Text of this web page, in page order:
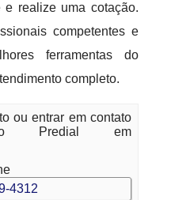
e realize uma cotação.
competentes e
ferramentas do
completo.
ou entrar em contato
Predial em
4312